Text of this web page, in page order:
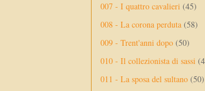
007 - I quattro cavalieri (45)
008 - La corona perduta (58)
009 - Trent'anni dopo (50)
010 - Il collezionista di sassi
011 - La sposa del sultano (50)